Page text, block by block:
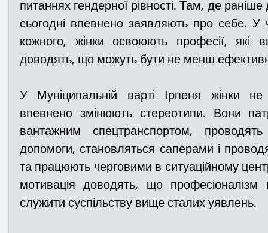
Курс спротиву Цивільний захист
Громадське формування
питаннях гендерної рівності. Там, де раніше
сьогодні впевнено заявляють про себе. У
кожного, жінки освоюють професії, які
доводять, що можуть бути не менш
У Муніципальній варті Ірпеня жінки
впевнено змінюють стереотипи. Вони
вантажним спецтранспортом,
допомоги, становляться саперами і
та працюють черговими в ситуаційному
мотивація доводять, що
служити суспільству вище сталих уявлень.